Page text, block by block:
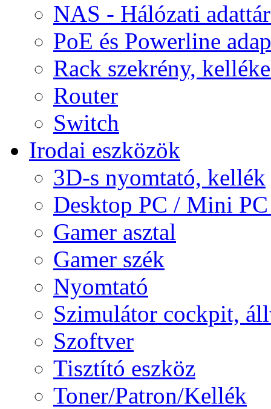
NAS - Hálózati
PoE és Powerline
Rack szekrény,
Router
Switch
Irodai eszközök
3D-s nyomtató, kellék
Desktop PC / Mini
Gamer asztal
Gamer szék
Nyomtató
Szimulátor cockpit,
Szoftver
Tisztító eszköz
Toner/Patron/Kellék